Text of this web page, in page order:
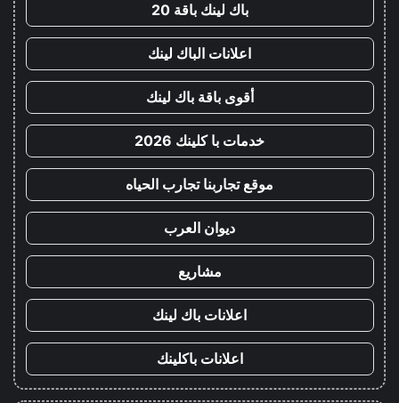
باك لينك باقة 20
اعلانات الباك لينك
أقوى باقة باك لينك
خدمات با كلينك 2026
موقع تجاربنا تجارب الحياه
ديوان العرب
مشاريع
اعلانات باك لينك
اعلانات باكلينك